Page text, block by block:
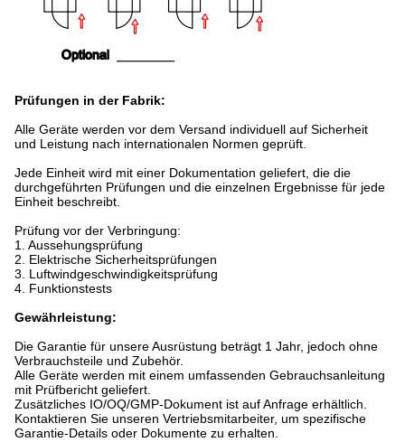
Prüfungen in der Fabrik:
Alle Geräte werden vor dem Versand individuell auf Sicherheit
und Leistung nach internationalen Normen geprüft.
Jede Einheit wird mit einer Dokumentation geliefert, die die
durchgeführten Prüfungen und die einzelnen Ergebnisse für jede
Einheit beschreibt.
Prüfung vor der Verbringung:
1. Aussehungsprüfung
2. Elektrische Sicherheitsprüfungen
3. Luftwindgeschwindigkeitsprüfung
4. Funktionstests
Gewährleistung:
Die Garantie für unsere Ausrüstung beträgt 1 Jahr, jedoch ohne
Verbrauchsteile und Zubehör.
Alle Geräte werden mit einem umfassenden Gebrauchsanleitung
mit Prüfbericht geliefert.
Zusätzliches IO/OQ/GMP-Dokument ist auf Anfrage erhältlich.
Kontaktieren Sie unseren Vertriebsmitarbeiter, um spezifische
Garantie-Details oder Dokumente zu erhalten.